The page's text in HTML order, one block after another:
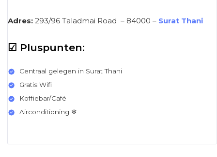
Adres: 293/96 Taladmai Road – 84000 – Surat Thani
☑ Pluspunten:
Centraal gelegen in Surat Thani
Gratis Wifi
Koffiebar/Café
Airconditioning ❄